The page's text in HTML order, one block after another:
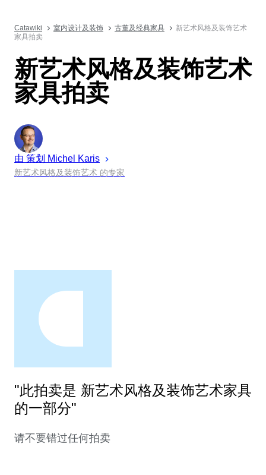
Catawiki 室内设计及装饰 古董及经典家具
新艺术风格及装饰艺术
家具拍卖
新艺术风格及装饰艺术
家具拍卖
由 策划 Michel Karis
新艺术风格及装饰艺术 的专家
"此拍卖是 新艺术风格及装饰艺术家具
的一部分"
请不要错过任何拍卖